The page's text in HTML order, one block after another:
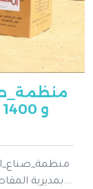
بمديرية المقاطرة بمحافظة لحج. وزعت #منظمة_صناع_ال...